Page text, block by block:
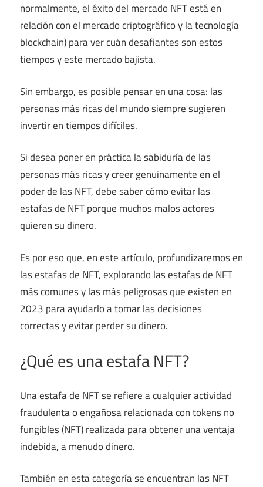
normalmente, el éxito del mercado NFT está en
relación con el mercado criptográfico y la tecnología
blockchain) para ver cuán desafiantes son estos
tiempos y este mercado bajista.
Sin embargo, es posible pensar en una cosa: las
personas más ricas del mundo siempre sugieren
invertir en tiempos difíciles.
Si desea poner en práctica la sabiduría de las
personas más ricas y creer genuinamente en el
poder de las NFT, debe saber cómo evitar las
estafas de NFT porque muchos malos actores
quieren su dinero.
Es por eso que, en este artículo, profundizaremos en
las estafas de NFT, explorando las estafas de NFT
más comunes y las más peligrosas que existen en
2023 para ayudarlo a tomar las decisiones
correctas y evitar perder su dinero.
¿Qué es una estafa NFT?
Una estafa de NFT se refiere a cualquier actividad
fraudulenta o engañosa relacionada con tokens no
fungibles (NFT) realizada para obtener una ventaja
indebida, a menudo dinero.
También en esta categoría se encuentran las NFT